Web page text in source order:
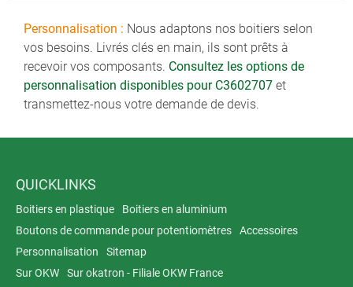
Personnalisation : Nous adaptons nos boitiers selon
vos besoins. Livrés clés en main, ils sont prêts à
recevoir vos composants. Consultez les options de
personnalisation disponibles pour C3602707 et
transmettez-nous votre demande de devis.
QUICKLINKS
Boitiers en plastique
Boitiers en aluminium
Boutons de commande pour potentiomètres
Accessoires
Personnalisation
Sitemap
Sur OKW
Sur okatron - Filiale OKW France